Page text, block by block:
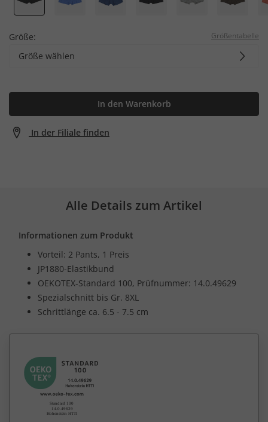
Größe: Größentabelle
Größe wählen
In den Warenkorb
In der Filiale finden
Alle Details zum Artikel
Informationen zum Produkt
Vorteil: 2 Pants, 1 Preis
JP1880-Elastikbund
OEKOTEX-Standard 100, Prüfnummer: 14.0.49629
Spezialschnitt bis Gr. 8XL
Schrittlänge ca. 6.5 - 7.5 cm